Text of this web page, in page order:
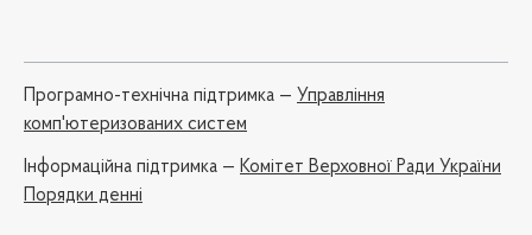
Програмно-технічна підтримка — Управління
комп'ютеризованих систем
Iнформаційна підтримка — Комітет Верховної Ради України
Порядки денні